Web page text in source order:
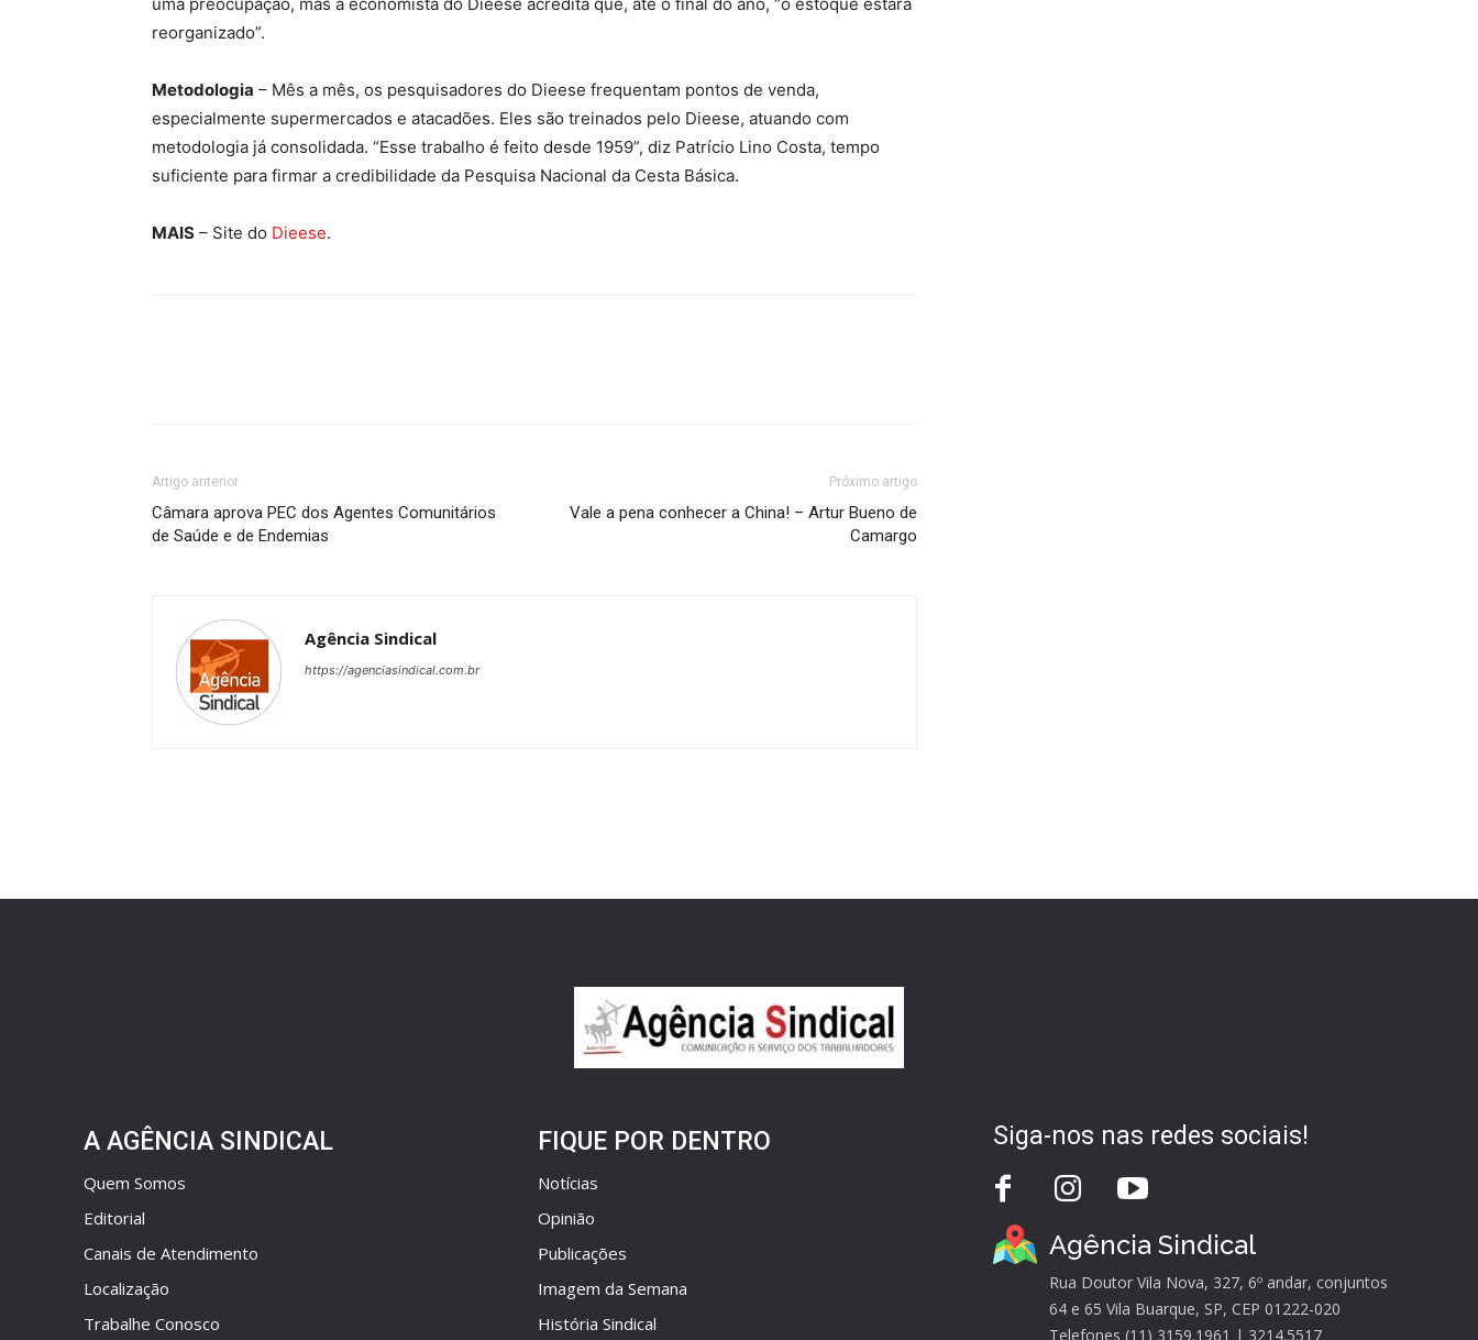
reorganizado”.
Metodologia – Mês a mês, os pesquisadores do Dieese frequentam pontos de venda,
especialmente supermercados e atacadões. Eles são treinados pelo Dieese, atuando com
metodologia já consolidada. “Esse trabalho é feito desde 1959”, diz Patrício Lino Costa, tempo
suficiente para firmar a credibilidade da Pesquisa Nacional da Cesta Básica.
MAIS – Site do Dieese.
Artigo anterior
Câmara aprova PEC dos Agentes Comunitários
de Saúde e de Endemias
Próximo artigo
Vale a pena conhecer a China! – Artur Bueno de
Camargo
Agência Sindical
https://agenciasindical.com.br
A AGÊNCIA SINDICAL
Quem Somos
Editorial
Canais de Atendimento
Localização
Trabalhe Conosco
FIQUE POR DENTRO
Notícias
Opinião
Publicações
Imagem da Semana
História Sindical
Siga-nos nas redes sociais!
Agência Sindical
Rua Doutor Vila Nova, 327, 6º andar, conjuntos
64 e 65 Vila Buarque, SP, CEP 01222-020
Telefones (11) 3159.1961 | 3214.5517